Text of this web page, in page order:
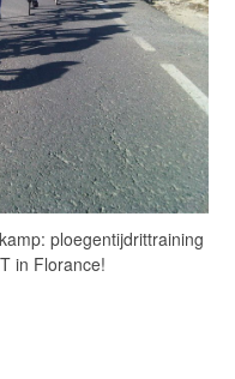
ploegentijdrittraining
in Florance!